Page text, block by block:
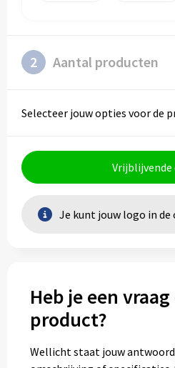
Sporttassen
Strandtassen
Toilettassen
Trolleys
Gehoorbescherming
Ademhalingsbescherming
2 Aantal producten
Selecteer jouw opties voor de
Je kunt jouw logo in
Heb je een
product?
Wellicht staat jouw